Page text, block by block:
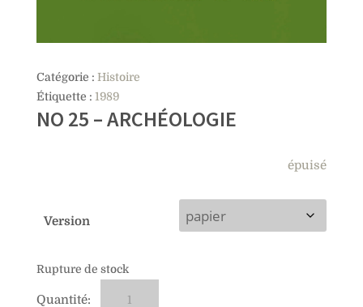
Catégorie : Histoire
Étiquette : 1989
NO 25 – ARCHÉOLOGIE
épuisé
Version
Rupture de stock